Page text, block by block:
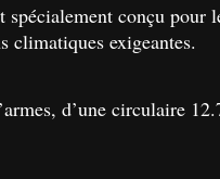
conçu pour
climatiques exigeantes.
d’une circulaire